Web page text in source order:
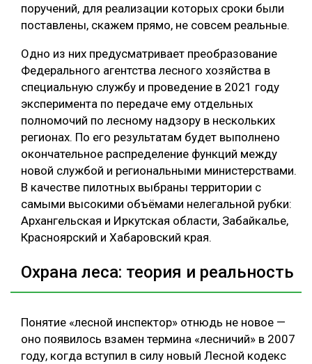
поручений, для реализации которых сроки были
поставлены, скажем прямо, не совсем реальные.
Одно из них предусматривает преобразование
Федерального агентства лесного хозяйства в
специальную службу и проведение в 2021 году
эксперимента по передаче ему отдельных
полномочий по лесному надзору в нескольких
регионах. По его результатам будет выполнено
окончательное распределение функций между
новой службой и региональными министерствами.
В качестве пилотных выбраны территории с
самыми высокими объёмами нелегальной рубки:
Архангельская и Иркутская области, Забайкалье,
Красноярский и Хабаровский края.
Охрана леса: теория и реальность
Понятие «лесной инспектор» отнюдь не новое —
оно появилось взамен термина «лесничий» в 2007
году, когда вступил в силу новый Лесной кодекс